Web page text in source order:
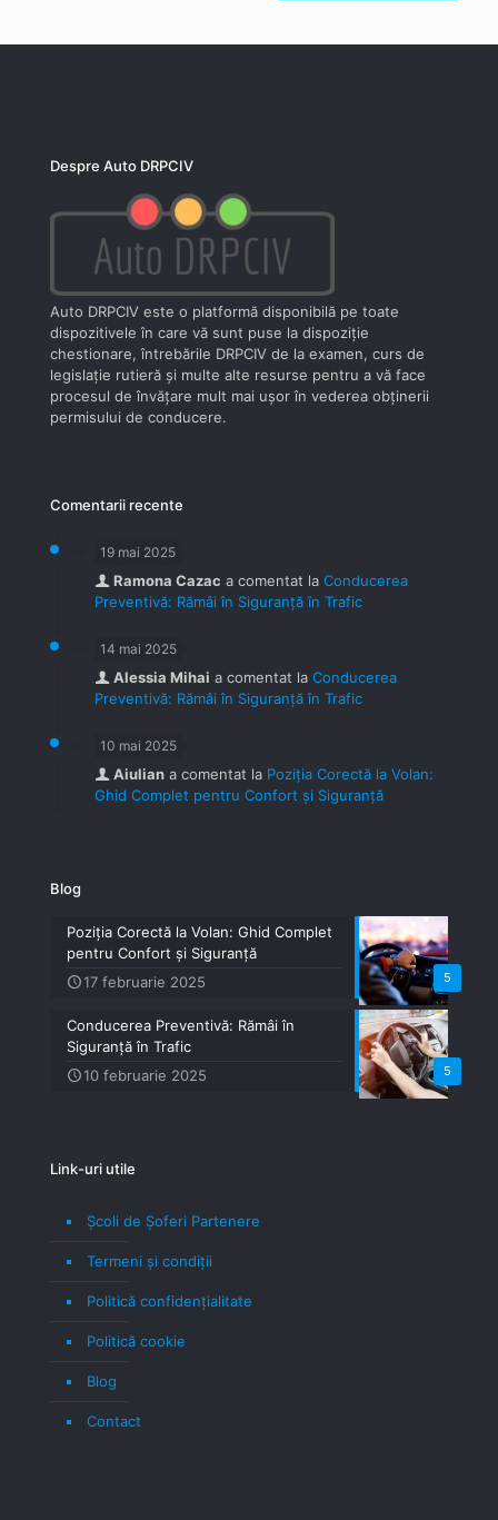
Despre Auto DRPCIV
Auto DRPCIV este o platformă disponibilă pe toate
dispozitivele în care vă sunt puse la dispoziţie
chestionare, întrebările DRPCIV de la examen, curs de
legislaţie rutieră şi multe alte resurse pentru a vă face
procesul de învăţare mult mai uşor în vederea obţinerii
permisului de conducere.
Comentarii recente
19 mai 2025
Ramona Cazac a comentat la Conducerea
Preventivă: Rămâi în Siguranță în Trafic
14 mai 2025
Alessia Mihai a comentat la Conducerea
Preventivă: Rămâi în Siguranță în Trafic
10 mai 2025
Aiulian a comentat la Poziția Corectă la Volan:
Ghid Complet pentru Confort și Siguranță
Blog
5
Poziția Corectă la Volan: Ghid Complet
pentru Confort și Siguranță
17 februarie 2025
5
Conducerea Preventivă: Rămâi în
Siguranță în Trafic
10 februarie 2025
Link-uri utile
Școli de Șoferi Partenere
Termeni şi condiţii
Politică confidenţialitate
Politică cookie
Blog
Contact